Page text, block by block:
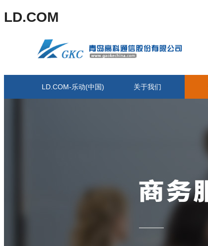
LD.COM
LD.COM-乐动(中国) 关于我们